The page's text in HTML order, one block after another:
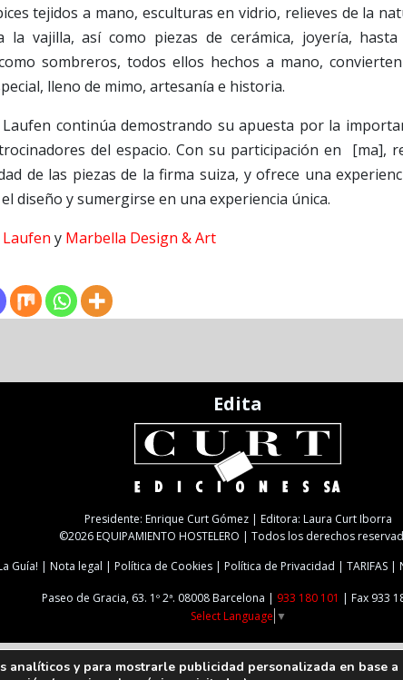
tejidos a mano, esculturas en vidrio, relieves de la
la vajilla, así como piezas de cerámica, joyería, hasta
sombreros, todos ellos hechos a mano,
lleno de mimo, artesanía e historia.
continúa demostrando su apuesta por la
del espacio. Con su participación en [ma],
de las piezas de la firma suiza, y ofrece una
diseño y sumergirse en una experiencia única.
Laufen y Marbella Design & Art
Edita
Presidente: Enrique Curt Gómez | Editora: Laura Curt Iborra
©2026 EQUIPAMIENTO HOSTELERO | Todos los derechos
Guía!
Nota legal Política de Cookies Política de Privacidad TARIFAS
Paseo de Gracia, 63. 1º 2ª. 08008 Barcelona | 933 180 101 | Fax 933
Select Language ▼
analíticos y para mostrarle publicidad personalizada en base a